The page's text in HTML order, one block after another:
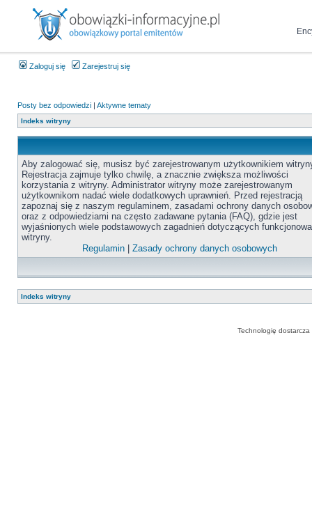
Zaloguj się Zarejestruj się
Posty bez odpowiedzi | Aktywne tematy
Indeks witryny
Aby zalogować się, musisz być zarejestrowanym użytkownikiem
Rejestracja zajmuje tylko chwilę, a znacznie zwiększa możliwości
korzystania z witryny. Administrator witryny może zarejestrowanym
użytkownikom nadać wiele dodatkowych uprawnień. Przed rejestracją
zapoznaj się z naszym regulaminem, zasadami ochrony danych
oraz z odpowiedziami na często zadawane pytania (FAQ), gdzie jest
wyjaśnionych wiele podstawowych zagadnień dotyczących
witryny.
Regulamin| Zasady ochrony danych osobowych
Indeks witryny
Technologię dostarcza